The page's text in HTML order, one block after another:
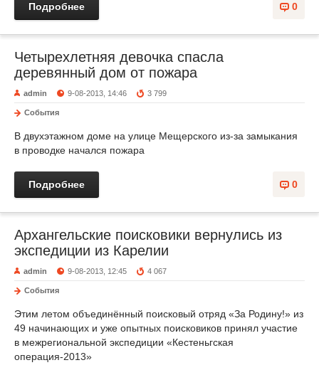
0
Подробнее
Четырехлетняя девочка спасла
деревянный дом от пожара
admin 9-08-2013, 14:46 3 799
События
В двухэтажном доме на улице Мещерского из-за замыкания
в проводке начался пожара
0
Подробнее
Архангельские поисковики вернулись из
экспедиции из Карелии
admin 9-08-2013, 12:45 4 067
События
Этим летом объединённый поисковый отряд «За Родину!» из
49 начинающих и уже опытных поисковиков принял участие
в межрегиональной экспедиции «Кестеньгская
операция-2013»